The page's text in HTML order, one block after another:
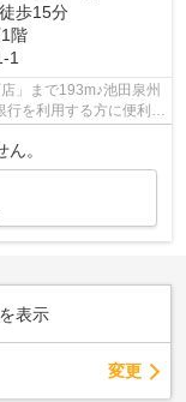
歩15分
階
1
」まで193m♪池田泉州
行を利用する方に便利で
。
表示
変更